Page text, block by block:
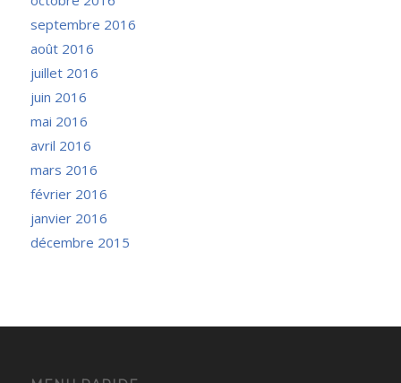
septembre 2016
août 2016
juillet 2016
juin 2016
mai 2016
avril 2016
mars 2016
février 2016
janvier 2016
décembre 2015